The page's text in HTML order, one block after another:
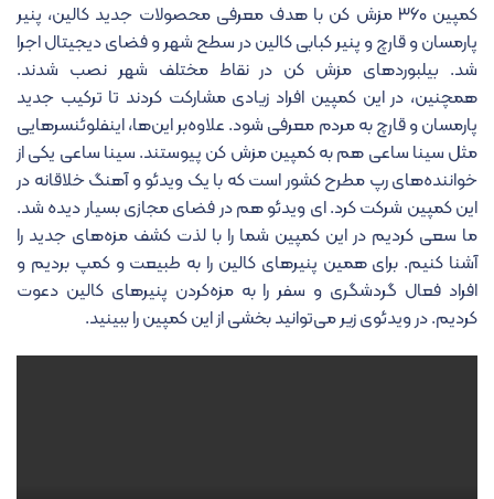
کمپین ۳۶۰ مزش کن با هدف معرفی محصولات جدید کالین، پنیر
پارمسان و قارچ و پنیر کبابی کالین در سطح شهر و فضای دیجیتال اجرا
شد. بیلبوردهای مزش کن در نقاط مختلف شهر نصب شدند.
همچنین، در این کمپین افراد زیادی مشارکت کردند تا ترکیب جدید
پارمسان و قارچ به مردم معرفی شود. علاوه‌بر این‌ها، اینفلوئنسرهایی
مثل سینا ساعی هم به کمپین مزش کن پیوستند. سینا ساعی یکی از
خواننده‌های رپ مطرح کشور است که با یک ویدئو و آهنگ خلاقانه در
این کمپین شرکت کرد. ای ویدئو هم در فضای مجازی بسیار دیده شد.
ما سعی کردیم در این کمپین شما را با لذت کشف مزه‌های جدید را
آشنا کنیم. برای همین پنیرهای کالین را به طبیعت و کمپ بردیم و
افراد فعال گردشگری و سفر را به مزه‌کردن پنیرهای کالین دعوت
کردیم. در ویدئوی زیر می‌توانید بخشی از این کمپین را ببینید.